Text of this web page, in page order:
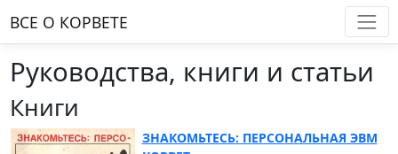
ВСЕ О КОРВЕТE
Руководства, книги и статьи
Книги
ЗНАКОМЬТЕСЬ: ПЕРСОНАЛЬНАЯ ЭВМ